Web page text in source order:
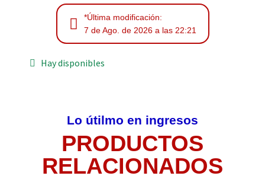
*Última modificación:
7 de Ago. de 2026 a las 22:21
Hay disponibles
Lo útilmo en ingresos
PRODUCTOS
RELACIONADOS